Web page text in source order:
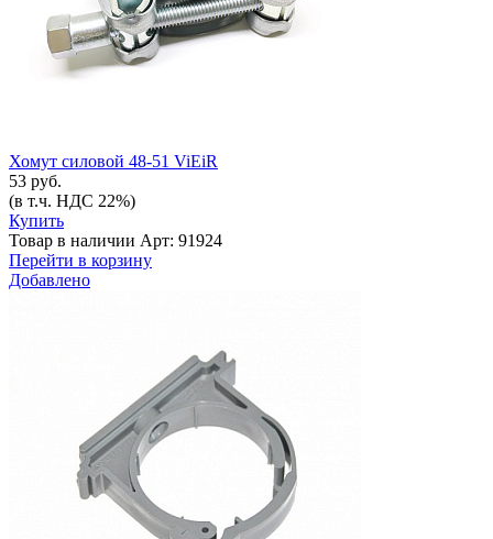
Хомут силовой 48-51 ViEiR
53 руб.
(в т.ч. НДС 22%)
Купить
Товар в наличии Арт: 91924
Перейти в корзину
Добавлено